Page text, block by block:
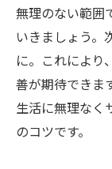
無理のない範囲
いきましょう。
に。これにより
善が期待できま
生活に無理なく
のコツです。